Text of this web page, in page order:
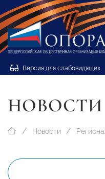
Версия для слабовидящих
НОВОСТИ
Новости